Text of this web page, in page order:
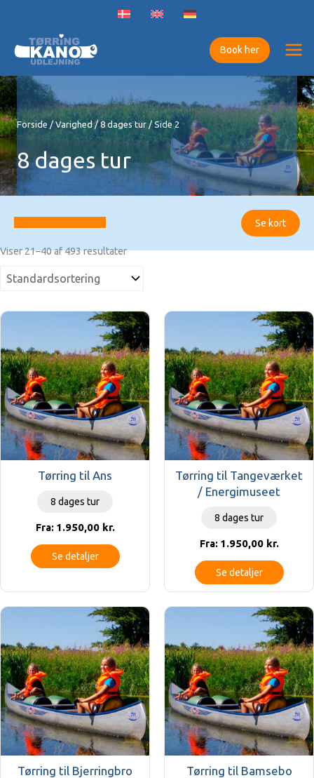
indholdet
Book her
Forside /Varighed/8 dages tur/ Side 2
8 dages tur
Se kort
Viser 21–40 af 493 resultater
Tørring til Ans
8 dages tur
Fra: 1.950,00 kr.
Se detaljer
Tørring til Tangeværket
/ Energimuseet
8 dages tur
Fra: 1.950,00 kr.
Se detaljer
Tørring til Bjerringbro
Tørring til Bamsebo